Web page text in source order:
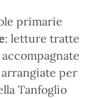
primarie
: letture tratte
per
Tanfoglio